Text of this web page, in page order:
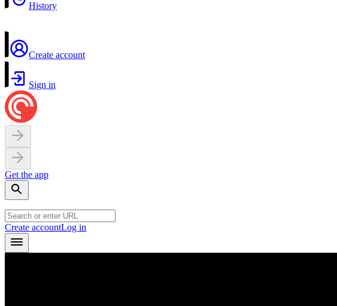
History
Create account
Sign in
Get the app
Create accountLog in